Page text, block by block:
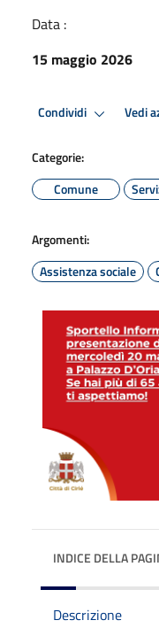
Data :
15 maggio 2026
Condividi Vedi
Categorie:
Comune
Argomenti:
Assistenza sociale
INDICE DELLA
Descrizione